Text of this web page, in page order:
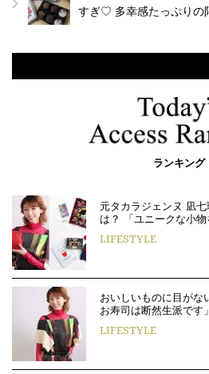
すぎ♡ 多幸感たっぷりの
ランキング
元タカラジェンヌ 凪
は？ 「ユニークな小
LIFESTYLE
おいしいものに目がな
お寿司は断然生派です
LIFESTYLE